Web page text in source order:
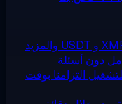
أسئلة
التزامنا بوقت